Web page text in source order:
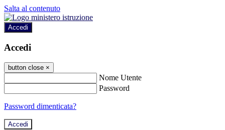
Salta al contenuto
Accedi
Accedi
button close ×
Nome Utente
Password
Password dimenticata?